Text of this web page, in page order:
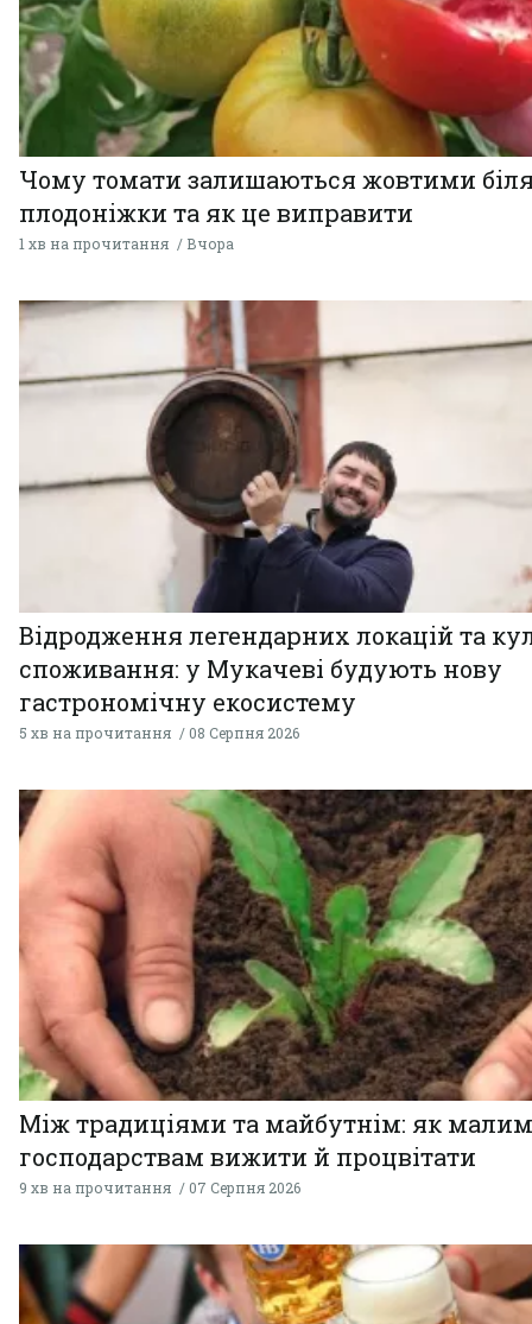
Чому томати залишаються жовтими
плодоніжки та як це виправити
1 хв на прочитання Вчора
Відродження легендарних локацій та
споживання: у Мукачеві будують нову
гастрономічну екосистему
5 хв на прочитання 08 Серпня 2026
Між традиціями та майбутнім: як малим
господарствам вижити й процвітати
9 хв на прочитання 07 Серпня 2026